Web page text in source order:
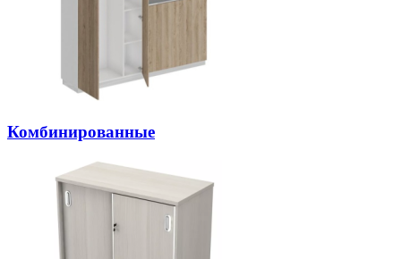
Комбинированные